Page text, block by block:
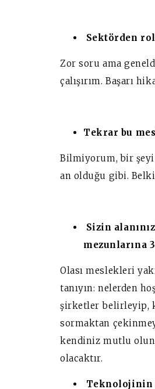
Sektörden
Zor soru ama
çalışırım. Başarı
Tekrar bu
Bilmiyorum, bir
an olduğu gibi.
Sizin
mezunlarına
Olası meslekleri
tanıyın: nelerden
şirketler belirleyip,
sormaktan
kendiniz mutlu
olacaktır.
Teknolojinin